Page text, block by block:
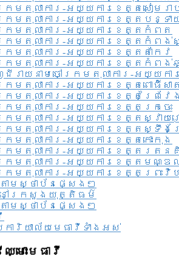
រមតុលាការ-អយ្យការខេត្តសៀមរា
រមតុលាការ-អយ្យការខេត្តបន្ទា
រមតុលាការ-អយ្យការខេត្តកំពត
រមតុលាការ-អយ្យការខេត្តកំពង់
រមតុលាការ-អយ្យការខេត្តតាកែវ
រមតុលាការ-អយ្យការខេត្តកំពង់
ជីរាយនាមចៅក្រមតុលាការ-អយ្យក
រមតុលាការ-អយ្យការខេត្តពោធិ៍សា
រមតុលាការ-អយ្យការខេត្តព្រៃវែ
រមតុលាការ-អយ្យការខេត្តក្រចេះ
រមតុលាការ-អយ្យការខេត្តស្វាយ
រមតុលាការ-អយ្យការខេត្តស្ទឹង
រមតុលាការ-អយ្យការខេត្តកោះកុង
រមតុលាការ-អយ្យការខេត្តរតន
រមតុលាការ-អយ្យការខេត្តមណ្
រមតុលាការ-អយ្យការខេត្តព្រះវិហ
ាមស្ថាប័នផ្សេងៗ
ៅក្រសួងយុត្តិធម៌
ាមស្ថាប័នផ្សេងៗ
រិយាល័យមេធាវីទាំងអស់​
ះមេធាវី